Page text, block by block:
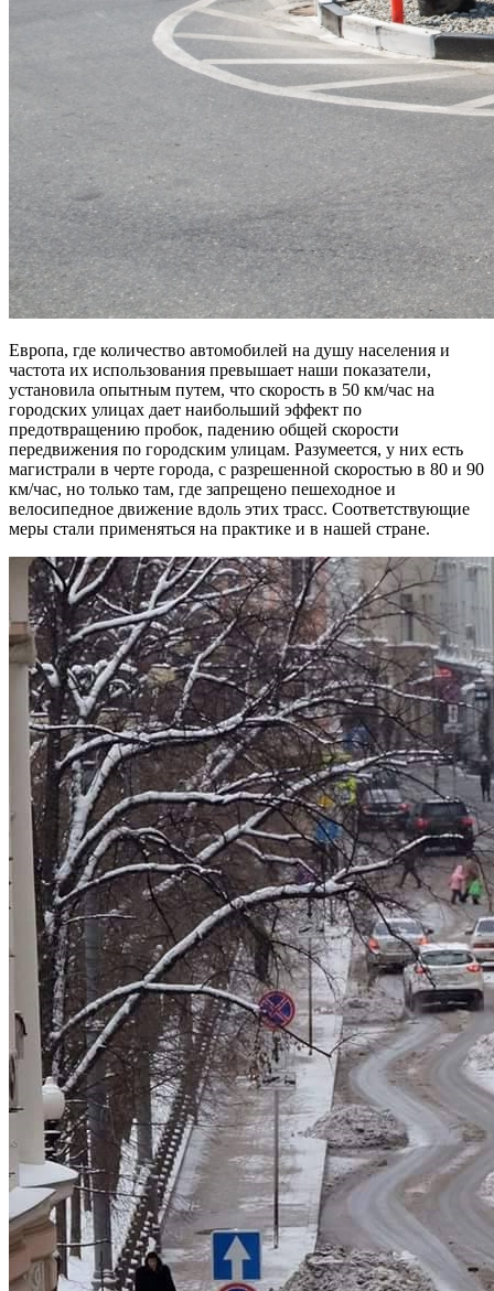
Европа, где количество автомобилей на душу населения и
частота их использования превышает наши показатели,
установила опытным путем, что скорость в 50 км/час на
городских улицах дает наибольший эффект по
предотвращению пробок, падению общей скорости
передвижения по городским улицам. Разумеется, у них есть
магистрали в черте города, с разрешенной скоростью в 80 и 90
км/час, но только там, где запрещено пешеходное и
велосипедное движение вдоль этих трасс. Соответствующие
меры стали применяться на практике и в нашей стране.